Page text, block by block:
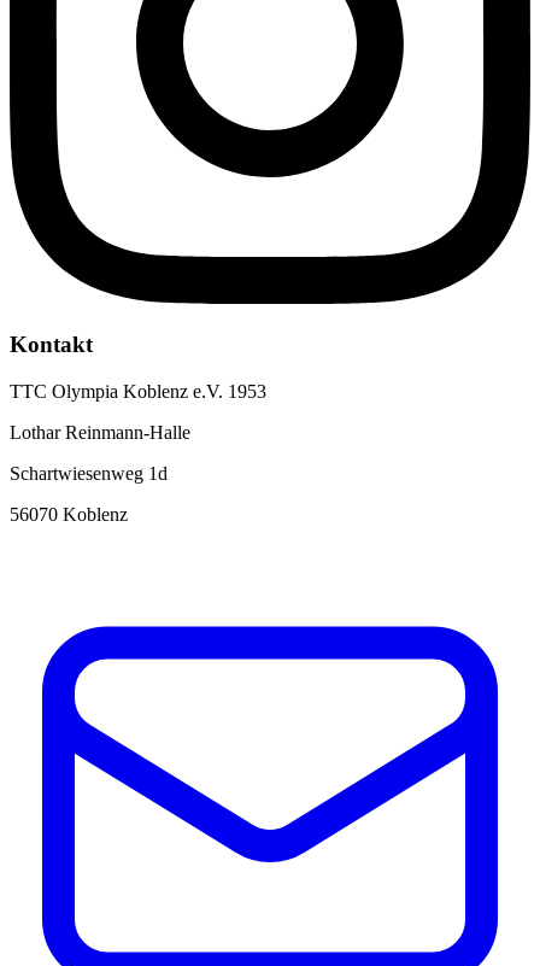
Kontakt
TTC Olympia Koblenz e.V. 1953
Lothar Reinmann-Halle
Schartwiesenweg 1d
56070 Koblenz